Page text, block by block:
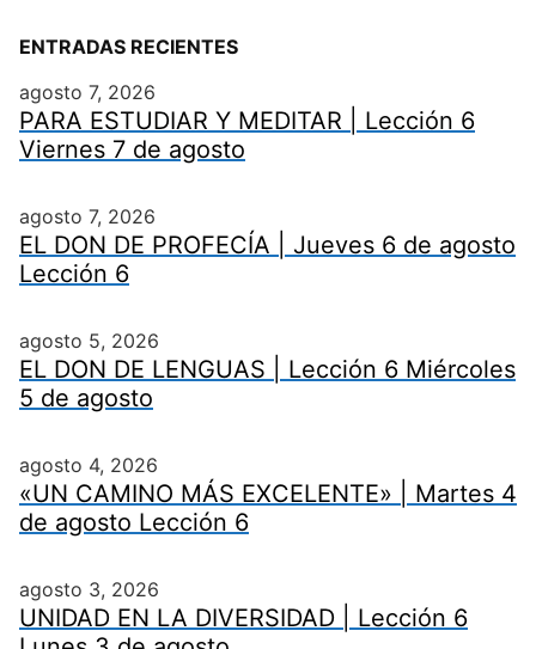
ENTRADAS RECIENTES
agosto 7, 2026
PARA ESTUDIAR Y MEDITAR | Lección 6
Viernes 7 de agosto
agosto 7, 2026
EL DON DE PROFECÍA | Jueves 6 de agosto
Lección 6
agosto 5, 2026
EL DON DE LENGUAS | Lección 6 Miércoles
5 de agosto
agosto 4, 2026
«UN CAMINO MÁS EXCELENTE» | Martes 4
de agosto Lección 6
agosto 3, 2026
UNIDAD EN LA DIVERSIDAD | Lección 6